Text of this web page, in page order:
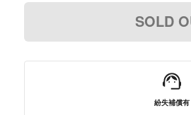
SOLD
紛失補償有